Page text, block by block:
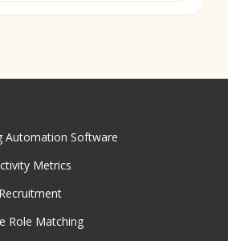
Automation Software
Metrics
Role Matching